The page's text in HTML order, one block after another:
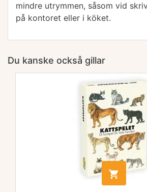
mindre utrymmen, såsom vid
på kontoret eller i köket.
Du kanske också gillar
